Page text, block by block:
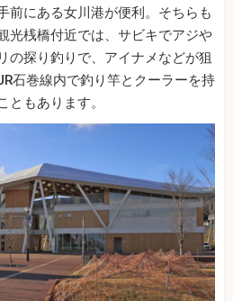
前にある女川港が便利。そちらも
光桟橋付近では、サビキでアジや
の探り釣りで、アイナメなどが狙
石巻線内で釣り竿とクーラーを持
ともあります。